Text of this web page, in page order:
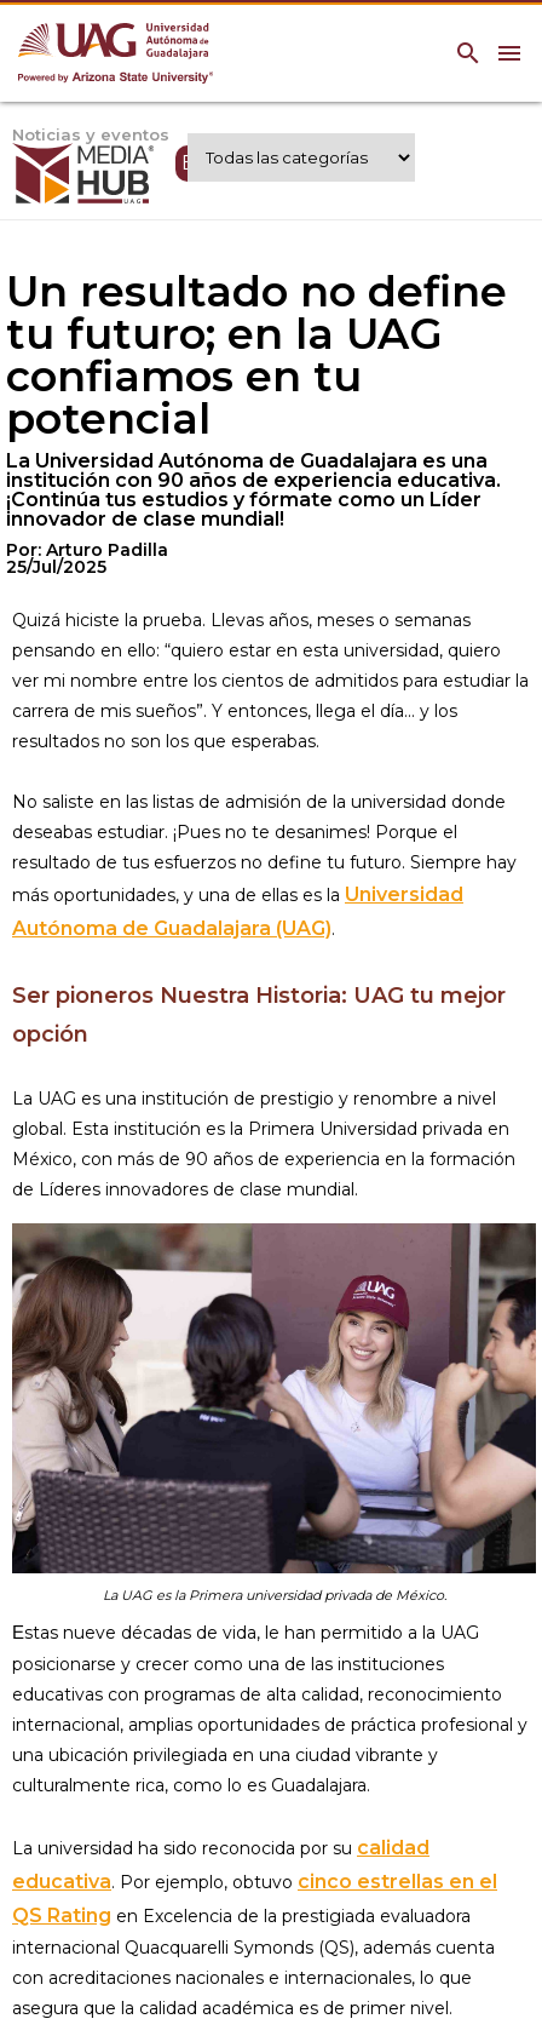
menu
search
Noticias y eventos
Expertos UAG
Un resultado no define
tu futuro; en la UAG
confiamos en tu
potencial
La Universidad Autónoma de Guadalajara es una
institución con 90 años de experiencia educativa.
¡Continúa tus estudios y fórmate como un Líder
innovador de clase mundial!
Por: Arturo Padilla
25/Jul/2025
Quizá hiciste la prueba. Llevas años, meses o semanas
pensando en ello: “quiero estar en esta universidad, quiero
ver mi nombre entre los cientos de admitidos para estudiar la
carrera de mis sueños”. Y entonces, llega el día... y los
resultados no son los que esperabas.
No saliste en las listas de admisión de la universidad donde
deseabas estudiar. ¡Pues no te desanimes! Porque el
resultado de tus esfuerzos no define tu futuro. Siempre hay
más oportunidades, y una de ellas es la Universidad
Autónoma de Guadalajara (UAG).
Ser pioneros Nuestra Historia: UAG tu mejor
opción
La UAG es una institución de prestigio y renombre a nivel
global. Esta institución es la Primera Universidad privada en
México, con más de 90 años de experiencia en la formación
de Líderes innovadores de clase mundial.
La UAG es la Primera universidad privada de México.
Estas nueve décadas de vida, le han permitido a la UAG
posicionarse y crecer como una de las instituciones
educativas con programas de alta calidad, reconocimiento
internacional, amplias oportunidades de práctica profesional y
una ubicación privilegiada en una ciudad vibrante y
culturalmente rica, como lo es Guadalajara.
La universidad ha sido reconocida por su calidad
educativa. Por ejemplo, obtuvo cinco estrellas en el
QS Rating en Excelencia de la prestigiada evaluadora
internacional Quacquarelli Symonds (QS), además cuenta
con acreditaciones nacionales e internacionales, lo que
asegura que la calidad académica es de primer nivel.